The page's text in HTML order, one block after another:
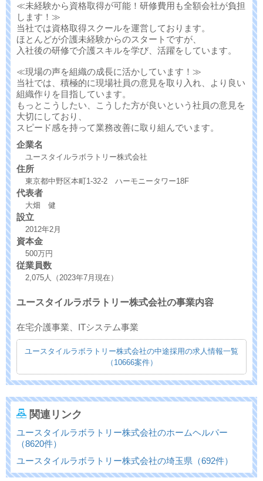
≪未経験から資格取得が可能！研修費用も全額会社が負担
します！≫
当社では資格取得スクールを運営しております。
ほとんどが介護未経験からのスタートですが、
入社後の研修で介護スキルを学び、活躍をしています。
≪現場の声を組織の成長に活かしています！≫
当社では、積極的に現場社員の意見を取り入れ、より良い
組織作りを目指しています。
もっとこうしたい、こうした方が良いという社員の意見を
大切にしており、
スピード感を持って業務改善に取り組んでいます。
企業名
ユースタイルラボラトリー株式会社
住所
東京都中野区本町1-32-2 ハーモニータワー18F
代表者
大畑 健
設立
2012年2月
資本金
500万円
従業員数
2,075人（2023年7月現在）
ユースタイルラボラトリー株式会社の事業内容
在宅介護事業、ITシステム事業
ユースタイルラボラトリー株式会社の中途採用の求人情報一覧
（10666案件）
関連リンク
ユースタイルラボラトリー株式会社のホームヘルパー
（8620件）
ユースタイルラボラトリー株式会社の埼玉県（692件）